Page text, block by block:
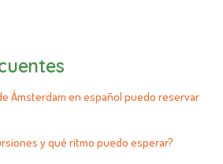
Ámsterdam en español puedo reservar
y qué ritmo puedo esperar?